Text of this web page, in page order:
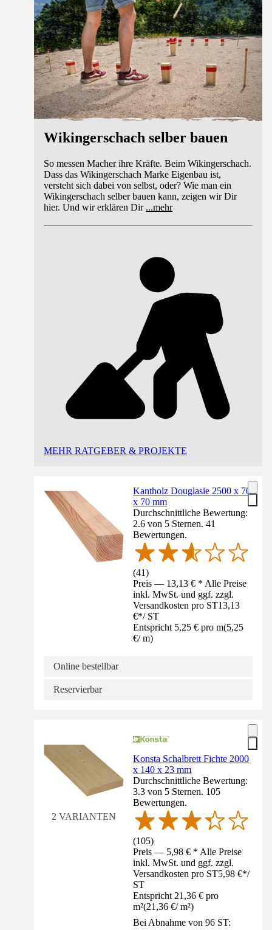
Wikingerschach selber bauen
So messen Macher ihre Kräfte. Beim Wikingerschach.
Dass das Wikingerschach Marke Eigenbau ist,
versteht sich dabei von selbst, oder? Wie man ein
Wikingerschach selber bauen kann, zeigen wir Dir
hier. Und wir erklären Dir ...mehr
MEHR RATGEBER & PROJEKTE
Kantholz Douglasie 2500 x 70
x 70 mm
Durchschnittliche Bewertung:
2.6 von 5 Sternen. 41
Bewertungen.
(41)
Preis — 13,13 € * Alle Preise
inkl. MwSt. und ggf. zzgl.
Versandkosten pro ST13,13
€*/ ST
Entspricht 5,25 € pro m(5,25
€/ m)
Online bestellbar
Reservierbar
2 VARIANTEN
Konsta Schalbrett Fichte 2000
x 140 x 23 mm
Durchschnittliche Bewertung:
3.3 von 5 Sternen. 105
Bewertungen.
(105)
Preis — 5,98 € * Alle Preise
inkl. MwSt. und ggf. zzgl.
Versandkosten pro ST5,98 €*/
ST
Entspricht 21,36 € pro
m²(21,36 €/ m²)
Bei Abnahme von 96 ST: